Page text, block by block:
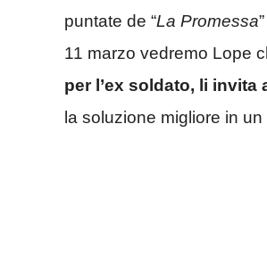
puntate de “La Promessa
11 marzo vedremo Lope
per l’ex soldato, li invita
la soluzione migliore in